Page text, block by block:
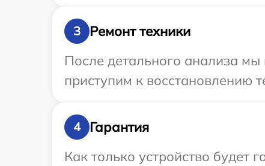
3
Ремонт техники
После детального анализа
приступим к восстановлению
4
Гарантия
Как только устройство будет